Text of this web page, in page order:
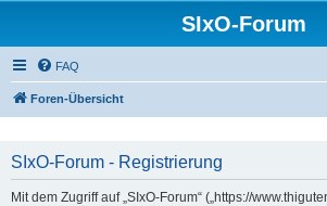
SIxO-Forum
FAQ
Foren-Übersicht
SIxO-Forum - Registrierung
Mit dem Zugriff auf „SIxO-Forum“ („https://